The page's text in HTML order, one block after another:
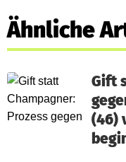
Ähnliche
Gift
(46)